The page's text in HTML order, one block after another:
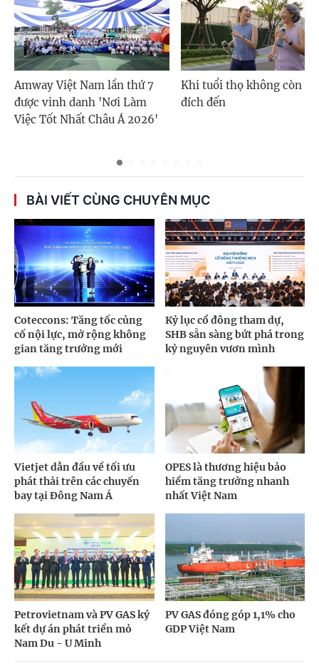
Amway Việt Nam lần thứ 7
được vinh danh 'Nơi Làm
Việc Tốt Nhất Châu Á 2026'
Khi tuổi thọ không còn là
đích đến
BÀI VIẾT CÙNG CHUYÊN MỤC
Coteccons: Tăng tốc củng
cố nội lực, mở rộng không
gian tăng trưởng mới
Kỷ lục cổ đông tham dự,
SHB sẵn sàng bứt phá trong
kỷ nguyên vươn mình
Vietjet dẫn đầu về tối ưu
phát thải trên các chuyến
bay tại Đông Nam Á
OPES là thương hiệu bảo
hiểm tăng trưởng nhanh
nhất Việt Nam
Petrovietnam và PV GAS ký
kết dự án phát triển mỏ
Nam Du - U Minh
PV GAS đóng góp 1,1% cho
GDP Việt Nam